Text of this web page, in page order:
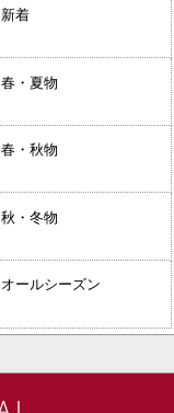
新着
春・夏物
春・秋物
秋・冬物
オールシーズン